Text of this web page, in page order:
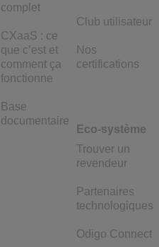
complet
CXaaS : ce
que c’est et
comment ça
fonctionne
Base
documentaire
Club utilisateur
Nos
certifications
Eco-système
Trouver un
revendeur
Partenaires
technologiques
Odigo Connect